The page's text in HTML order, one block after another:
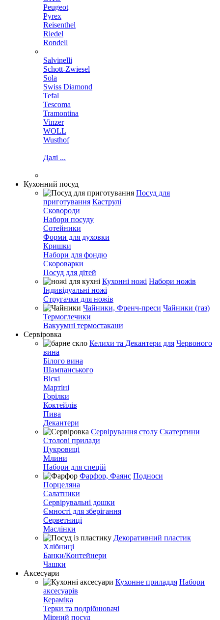
Peugeot
Pyrex
Reisenthel
Riedel
Rondell
Salvinelli
Schott-Zwiesel
Sola
Swiss Diamond
Tefal
Tescoma
Tramontina
Vinzer
WOLL
Wusthof
Далі ...
Кухонний посуд
Посуд для
приготування Каструлі
Сковороди
Набори посуду
Сотейники
Форми для духовки
Кришки
Набори для фондю
Скороварки
Посуд для дітей
Кухонні ножі Набори ножів
Індивідуальні ножі
Стругачки для ножів
Чайники, Френч-преси Чайники (газ)
Термоглечики
Вакуумні термостакани
Сервіровка
Келихи та Декантери для Червоного
вина
Білого вина
Шампанського
Віскі
Мартіні
Горілки
Коктейлів
Пива
Декантери
Сервірування столу Скатертини
Столові прилади
Цукровиці
Млини
Набори для спецій
Фарфор, Фаянс Подноси
Порцеляна
Салатники
Сервірувальні дошки
Ємності для зберігання
Серветниці
Маслінки
Декоративний пластик
Хлібниці
Банки/Контейнери
Чашки
Аксесуари
Кухонне приладдя Набори
аксесуарів
Кераміка
Терки та подрібнювачі
Мірний посуд